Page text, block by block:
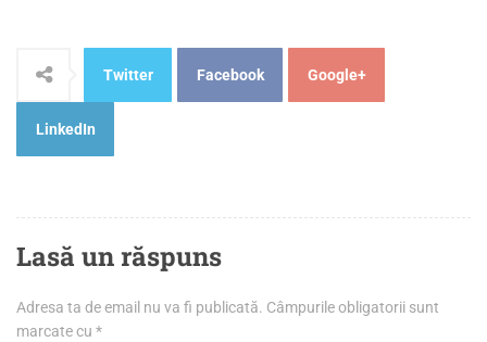
Twitter Facebook Google+
LinkedIn
Lasă un răspuns
Adresa ta de email nu va fi publicată. Câmpurile obligatorii sunt
marcate cu *